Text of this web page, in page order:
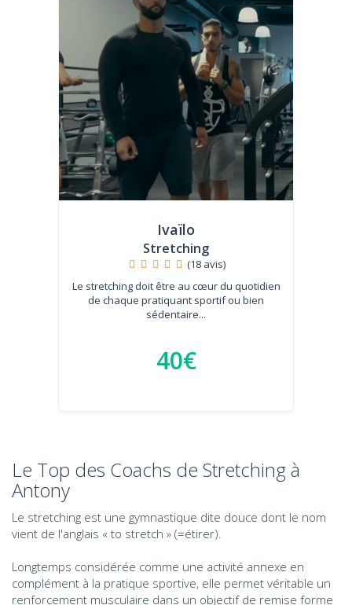
Ivaïlo
Stretching
(18 avis)
Le stretching doit être au cœur du quotidien
de chaque pratiquant sportif ou bien
sédentaire...
40€
Le Top des Coachs de Stretching à
Antony
Le stretching est une gymnastique dite douce dont le nom
vient de l'anglais « to stretch » (=étirer).
Longtemps considérée comme une activité annexe en
complément à la pratique sportive, elle permet véritable un
renforcement musculaire dans un objectif de remise forme